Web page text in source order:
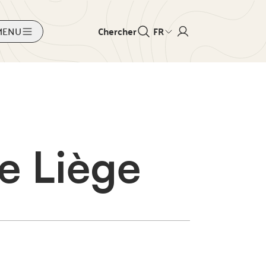
Chercher FR
Liège